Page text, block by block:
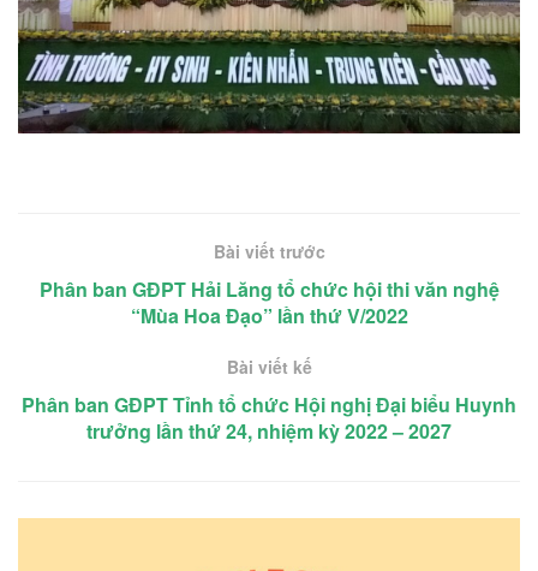
Bài viết trước
Phân ban GĐPT Hải Lăng tổ chức hội thi văn nghệ
“Mùa Hoa Đạo” lần thứ V/2022
Bài viết kế
Phân ban GĐPT Tỉnh tổ chức Hội nghị Đại biểu Huynh
trưởng lần thứ 24, nhiệm kỳ 2022 – 2027